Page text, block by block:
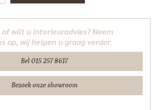
wilt u interieuradvies? Neem
op, wij helpen u graag verder.
Bel 015 257 8617
Bezoek onze showroom